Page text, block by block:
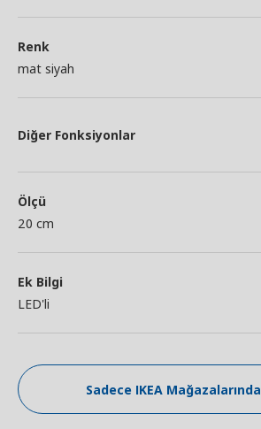
Renk
mat siyah
Diğer Fonksiyonlar
Ölçü
20 cm
Ek Bilgi
LED'li
Sadece IKEA Mağazalarında